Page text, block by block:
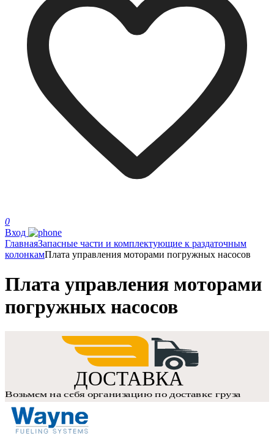
0
Вход
ГлавнаяЗапасные части и комплектующие к раздаточным
колонкамПлата управления моторами погружных насосов
Плата управления моторами
погружных насосов